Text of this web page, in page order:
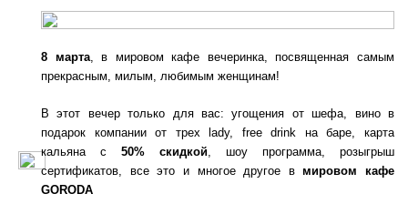
8 марта, в мировом кафе вечеринка, посвященная самым
прекрасным, милым, любимым женщинам!
В этот вечер только для вас: угощения от шефа, вино в
подарок компании от трех lady, free drink на баре, карта
кальяна с 50% скидкой, шоу программа, розыгрыш
сертификатов, все это и многое другое вмировом кафе
GORODA